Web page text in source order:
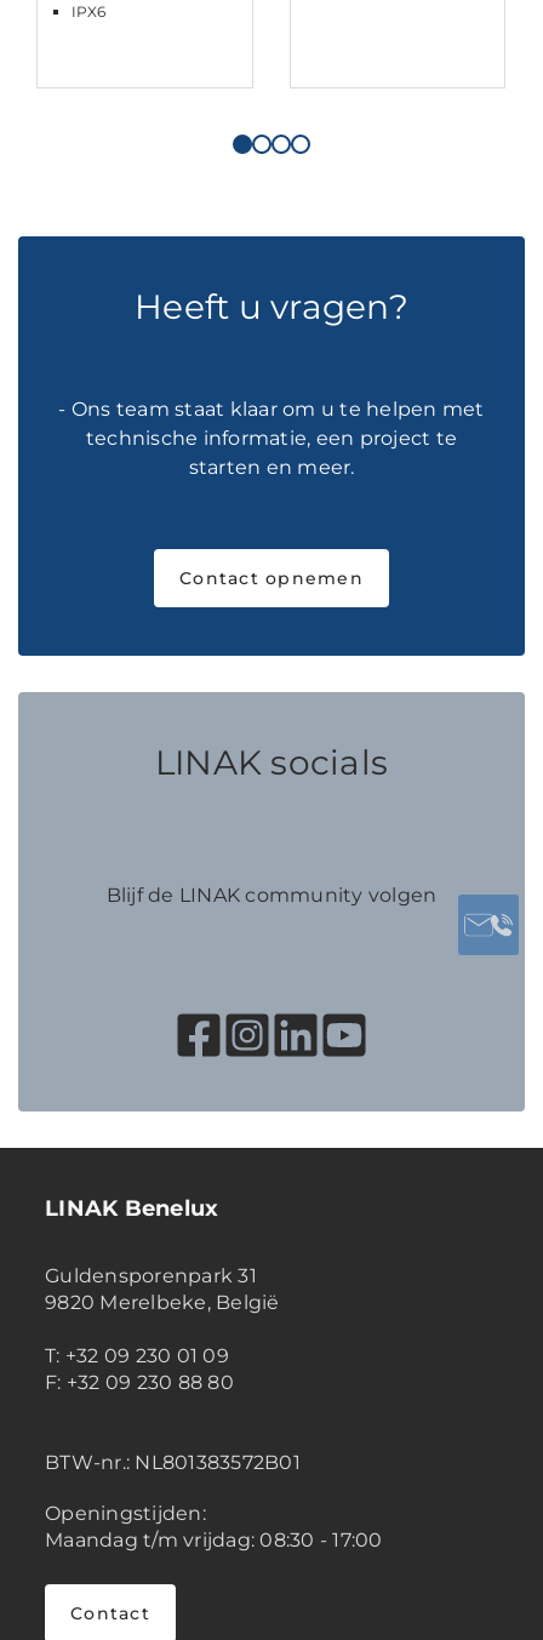
IPX6
Heeft u vragen?
- Ons team staat klaar om u te helpen met
technische informatie, een project te
starten en meer.
Contact opnemen
LINAK socials
Blijf de LINAK community volgen
LINAK Benelux
Guldensporenpark 31
9820 Merelbeke, België
T: +32 09 230 01 09
F: +32 09 230 88 80
BTW-nr.: NL801383572B01
Openingstijden:
Maandag t/m vrijdag: 08:30 - 17:00
Contact